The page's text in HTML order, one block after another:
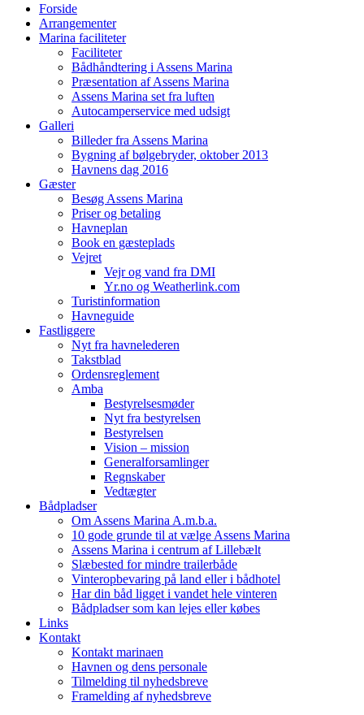
Forside
Arrangementer
Marina faciliteter
Faciliteter
Bådhåndtering i Assens Marina
Præsentation af Assens Marina
Assens Marina set fra luften
Autocamperservice med udsigt
Galleri
Billeder fra Assens Marina
Bygning af bølgebryder, oktober 2013
Havnens dag 2016
Gæster
Besøg Assens Marina
Priser og betaling
Havneplan
Book en gæsteplads
Vejret
Vejr og vand fra DMI
Yr.no og Weatherlink.com
Turistinformation
Havneguide
Fastliggere
Nyt fra havnelederen
Takstblad
Ordensreglement
Amba
Bestyrelsesmøder
Nyt fra bestyrelsen
Bestyrelsen
Vision – mission
Generalforsamlinger
Regnskaber
Vedtægter
Bådpladser
Om Assens Marina A.m.b.a.
10 gode grunde til at vælge Assens Marina
Assens Marina i centrum af Lillebælt
Slæbested for mindre trailerbåde
Vinteropbevaring på land eller i bådhotel
Har din båd ligget i vandet hele vinteren
Bådpladser som kan lejes eller købes
Links
Kontakt
Kontakt marinaen
Havnen og dens personale
Tilmelding til nyhedsbreve
Framelding af nyhedsbreve